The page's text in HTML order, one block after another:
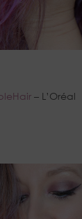
– L’Oréal